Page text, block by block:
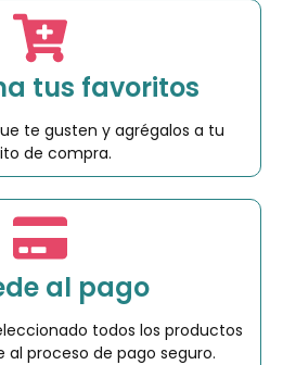
tus favoritos
te gusten y agrégalos a tu
de compra.
al pago
todos los productos
al proceso de pago seguro.